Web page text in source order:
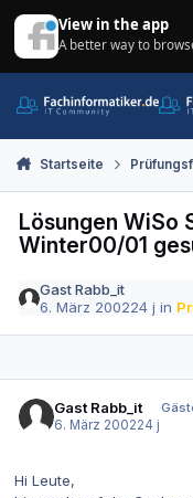
View in the app
A better way to
Startseite
Lösungen WiSo
Winter00/01
Gast Rabb_it
6. März 200224 j in
Gast Rabb_it
6. März 200224 j
Hi Leute,